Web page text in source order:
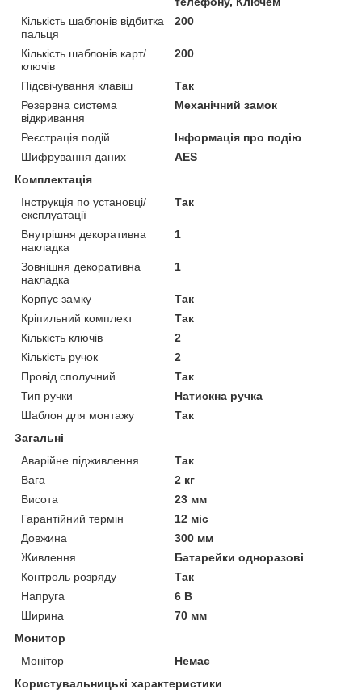
Кількість шаблонів відбитка
пальця
200
Кількість шаблонів карт/
ключів
200
Підсвічування клавіш
Так
Резервна система
відкривання
Механічний замок
Реєстрація подій
Інформація про подію
Шифрування даних
AES
Комплектація
Інструкція по установці/
експлуатації
Так
Внутрішня декоративна
накладка
1
Зовнішня декоративна
накладка
1
Корпус замку
Так
Кріпильний комплект
Так
Кількість ключів
2
Кількість ручок
2
Провід сполучний
Так
Тип ручки
Натискна ручка
Шаблон для монтажу
Так
Загальні
Аварійне підживлення
Так
Вага
2 кг
Висота
23 мм
Гарантійний термін
12 міс
Довжина
300 мм
Живлення
Батарейки одноразові
Контроль розряду
Так
Напруга
6 В
Ширина
70 мм
Монитор
Монітор
Немає
Користувальницькі характеристики